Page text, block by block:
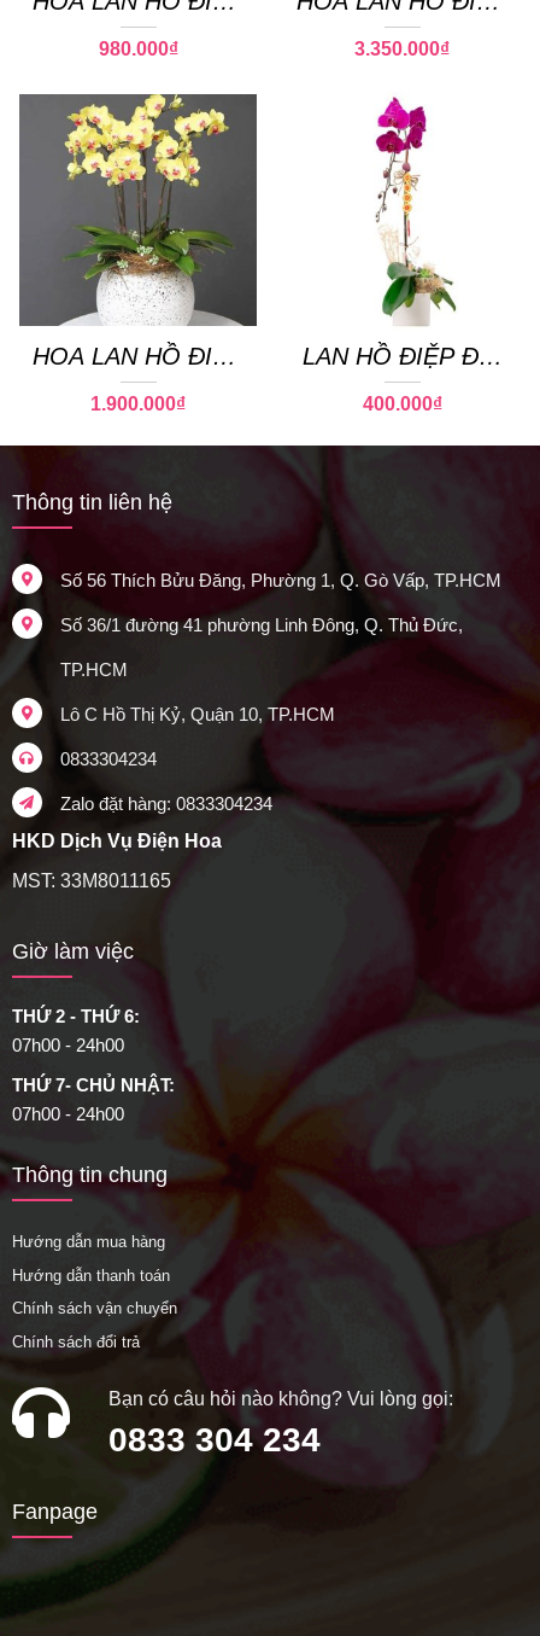
02
980.000₫
18
3.350.000₫
HOA LAN HỒ ĐIỆP
14
1.900.000₫
LAN HỒ ĐIỆP ĐẠI
CÁT
400.000₫
Thông tin liên hệ
Số 56 Thích Bửu Đăng, Phường 1, Q. Gò Vấp, TP.HCM
Số 36/1 đường 41 phường Linh Đông, Q. Thủ Đức,
TP.HCM
Lô C Hồ Thị Kỷ, Quận 10, TP.HCM
0833304234
Zalo đặt hàng: 0833304234
HKD Dịch Vụ Điện Hoa
MST: 33M8011165
Giờ làm việc
THỨ 2 - THỨ 6:
07h00 - 24h00
THỨ 7- CHỦ NHẬT:
07h00 - 24h00
Thông tin chung
Hướng dẫn mua hàng
Hướng dẫn thanh toán
Chính sách vận chuyển
Chính sách đổi trả
Bạn có câu hỏi nào không? Vui lòng gọi:
0833 304 234
Fanpage